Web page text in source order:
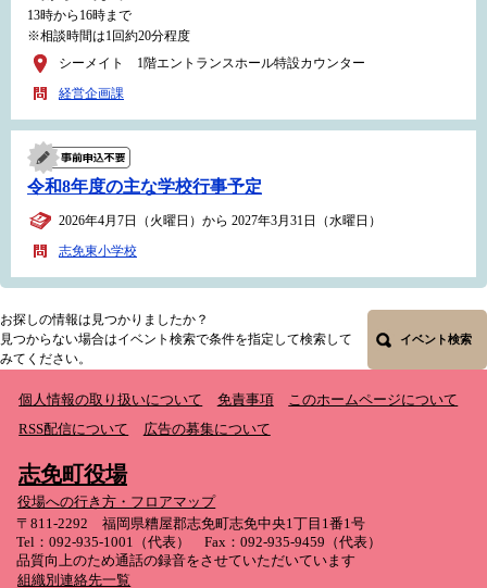
13時から16時まで
※相談時間は1回約20分程度
シーメイト 1階エントランスホール特設カウンター
経営企画課
令和8年度の主な学校行事予定
2026年4月7日（火曜日）から 2027年3月31日（水曜日）
志免東小学校
お探しの情報は見つかりましたか？
見つからない場合はイベント検索で条件を指定して検索して
みてください。
イベント検索
個人情報の取り扱いについて 免責事項
このホームページについて
RSS配信について
広告の募集について
志免町役場
役場への行き方・フロアマップ
〒811-2292 福岡県糟屋郡志免町志免中央1丁目1番1号
Tel：092-935-1001（代表） Fax：092-935-9459（代表）
品質向上のため通話の録音をさせていただいています
組織別連絡先一覧